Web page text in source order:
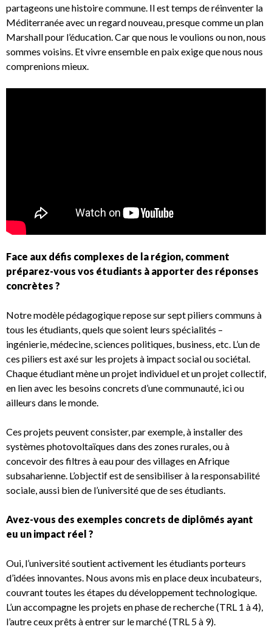
partageons une histoire commune. Il est temps de réinventer la
Méditerranée avec un regard nouveau, presque comme un plan
Marshall pour l’éducation. Car que nous le voulions ou non, nous
sommes voisins. Et vivre ensemble en paix exige que nous nous
comprenions mieux.
Face aux défis complexes de la région, comment
préparez-vous vos étudiants à apporter des réponses
concrètes ?
Notre modèle pédagogique repose sur sept piliers communs à
tous les étudiants, quels que soient leurs spécialités –
ingénierie, médecine, sciences politiques, business, etc. L’un de
ces piliers est axé sur les projets à impact social ou sociétal.
Chaque étudiant mène un projet individuel et un projet collectif,
en lien avec les besoins concrets d’une communauté, ici ou
ailleurs dans le monde.
Ces projets peuvent consister, par exemple, à installer des
systèmes photovoltaïques dans des zones rurales, ou à
concevoir des filtres à eau pour des villages en Afrique
subsaharienne. L’objectif est de sensibiliser à la responsabilité
sociale, aussi bien de l’université que de ses étudiants.
Avez-vous des exemples concrets de diplômés ayant
eu un impact réel ?
Oui, l’université soutient activement les étudiants porteurs
d’idées innovantes. Nous avons mis en place deux incubateurs,
couvrant toutes les étapes du développement technologique.
L’un accompagne les projets en phase de recherche (TRL 1 à 4),
l’autre ceux prêts à entrer sur le marché (TRL 5 à 9).